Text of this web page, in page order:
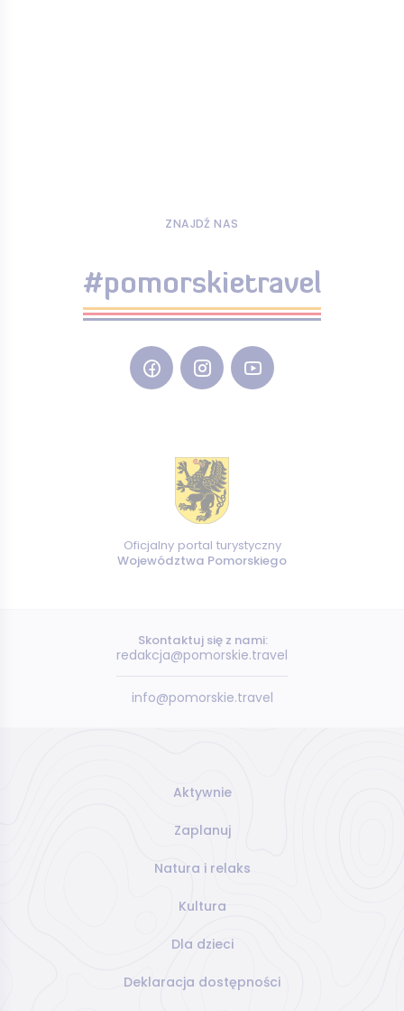
ZNAJDŹ NAS
#pomorskietravel
Oficjalny portal turystyczny
Województwa Pomorskiego
Skontaktuj się z nami:
redakcja@pomorskie.travel
info@pomorskie.travel
Aktywnie
Zaplanuj
Natura i relaks
Kultura
Dla dzieci
Deklaracja dostępności